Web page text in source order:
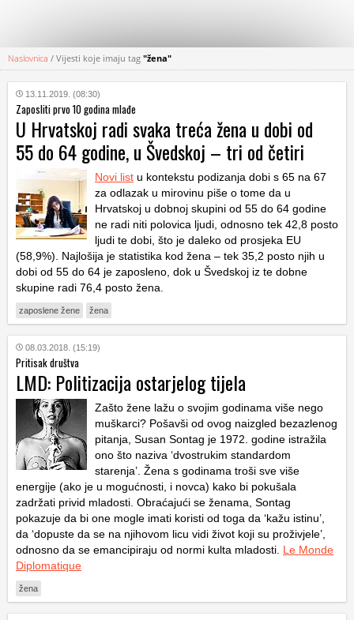
KATEGORIJE
HRVATSKI
WEB
Naslovnica / Vijesti koje imaju tag "žena"
13.11.2019. (08:30)
Zaposliti prvo 10 godina mlađe
U Hrvatskoj radi svaka treća žena u dobi od
55 do 64 godine, u Švedskoj – tri od četiri
Novi list u kontekstu podizanja dobi s 65 na 67
za odlazak u mirovinu piše o tome da u
Hrvatskoj u dobnoj skupini od 55 do 64 godine
ne radi niti polovica ljudi, odnosno tek 42,8 posto
ljudi te dobi, što je daleko od prosjeka EU
(58,9%). Najlošija je statistika kod žena – tek 35,2 posto njih u
dobi od 55 do 64 je zaposleno, dok u Švedskoj iz te dobne
skupine radi 76,4 posto žena.
zaposlene žene žena
08.03.2018. (15:19)
Pritisak društva
LMD: Politizacija ostarjelog tijela
Zašto žene lažu o svojim godinama više nego
muškarci? Pošavši od ovog naizgled bezazlenog
pitanja, Susan Sontag je 1972. godine istražila
ono što naziva ‘dvostrukim standardom
starenja’. Žena s godinama troši sve više
energije (ako je u mogućnosti, i novca) kako bi pokušala
zadržati privid mladosti. Obraćajući se ženama, Sontag
pokazuje da bi one mogle imati koristi od toga da ‘kažu istinu’,
da ‘dopuste da se na njihovom licu vidi život koji su proživjele’,
odnosno da se emancipiraju od normi kulta mladosti. Le Monde
Diplomatique
žena